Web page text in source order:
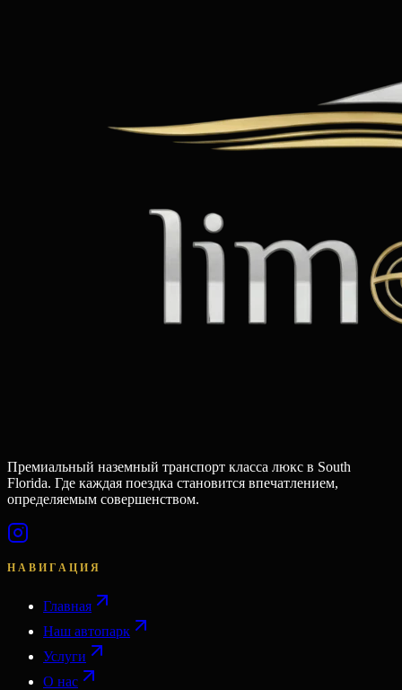
Премиальный наземный транспорт класса люкс в South
Florida. Где каждая поездка становится впечатлением,
определяемым совершенством.
НАВИГАЦИЯ
Главная
Наш автопарк
Услуги
О нас